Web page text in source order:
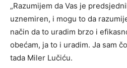
„Razumijem da Vas je
uznemiren, i mogu to da
način da to uradim brzo i
obećam, ja to i uradim. Ja sam
tada Miler Lučiću.